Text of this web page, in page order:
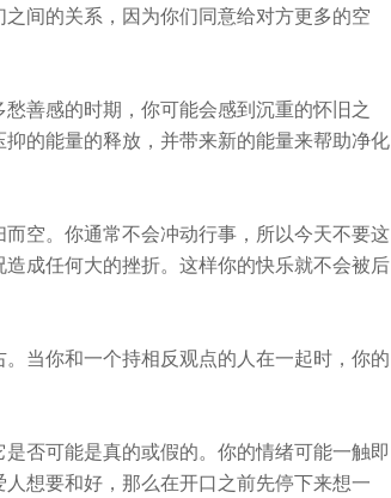
间的关系，因为你们同意给对方更多的空
善感的时期，你可能会感到沉重的怀旧之
的能量的释放，并带来新的能量来帮助净化
空。你通常不会冲动行事，所以今天不要这
成任何大的挫折。这样你的快乐就不会被后
当你和一个持相反观点的人在一起时，你的
否可能是真的或假的。你的情绪可能一触即
想要和好，那么在开口之前先停下来想一